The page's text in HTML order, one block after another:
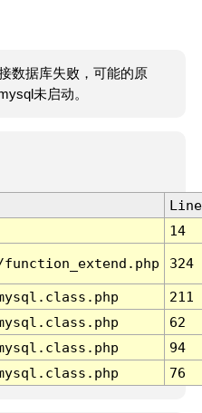
数据库失败，可能的原
未启动。
Line
14
324
211
62
94
76